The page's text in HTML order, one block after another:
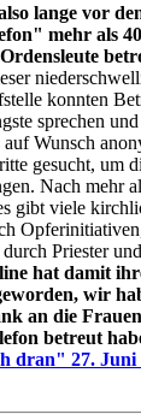
lange vor
mehr als
konnten
sprechen
auf Wunsch
gesucht, um
Nach mehr
gibt viele
Priester
hat damit
wir
an die
betreut
dran" 27. Juni